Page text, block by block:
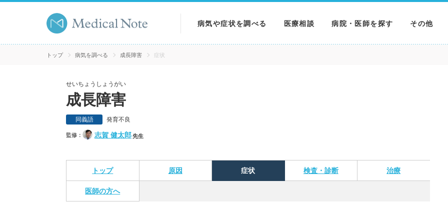
病気や症状を調べる
病気を調べる
医療相談 病院・医師を探す
病院を探す
その他
MNニュー
トップ 病気を調べる 成長障害 症状
せいちょうしょうがい
成長障害
同義語 発育不良
監修： 志賀 健太郎先生
トップ 原因 症状 検査・診断 治療
医師の方へ